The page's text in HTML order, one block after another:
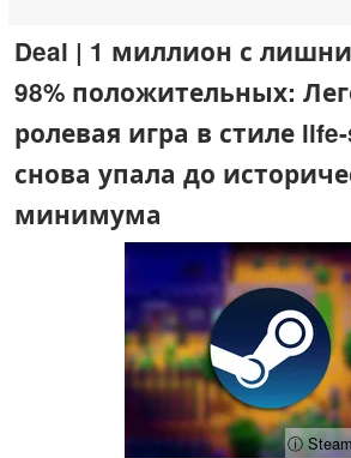
Deal | 1 миллион с
98% положительных:
ролевая игра в стиле
снова упала до
минимума
ⓘ